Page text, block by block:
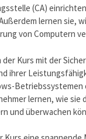
(CA)
lernen sie,
von Computern
Kurs mit der
ihrer
Betriebssystemen
lernen, wie sie
und überwachen